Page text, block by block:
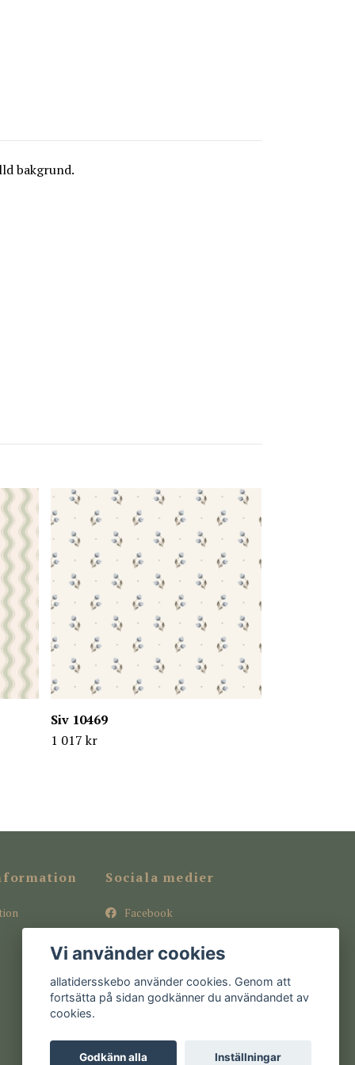
bakgrund.
Siv 10469
1 017 kr
Sociala medier
Facebook
Pinterest
Vi använder cookies
allatidersskebo använder cookies. Genom att
fortsätta på sidan godkänner du användandet av
cookies.
Godkänn alla Inställningar